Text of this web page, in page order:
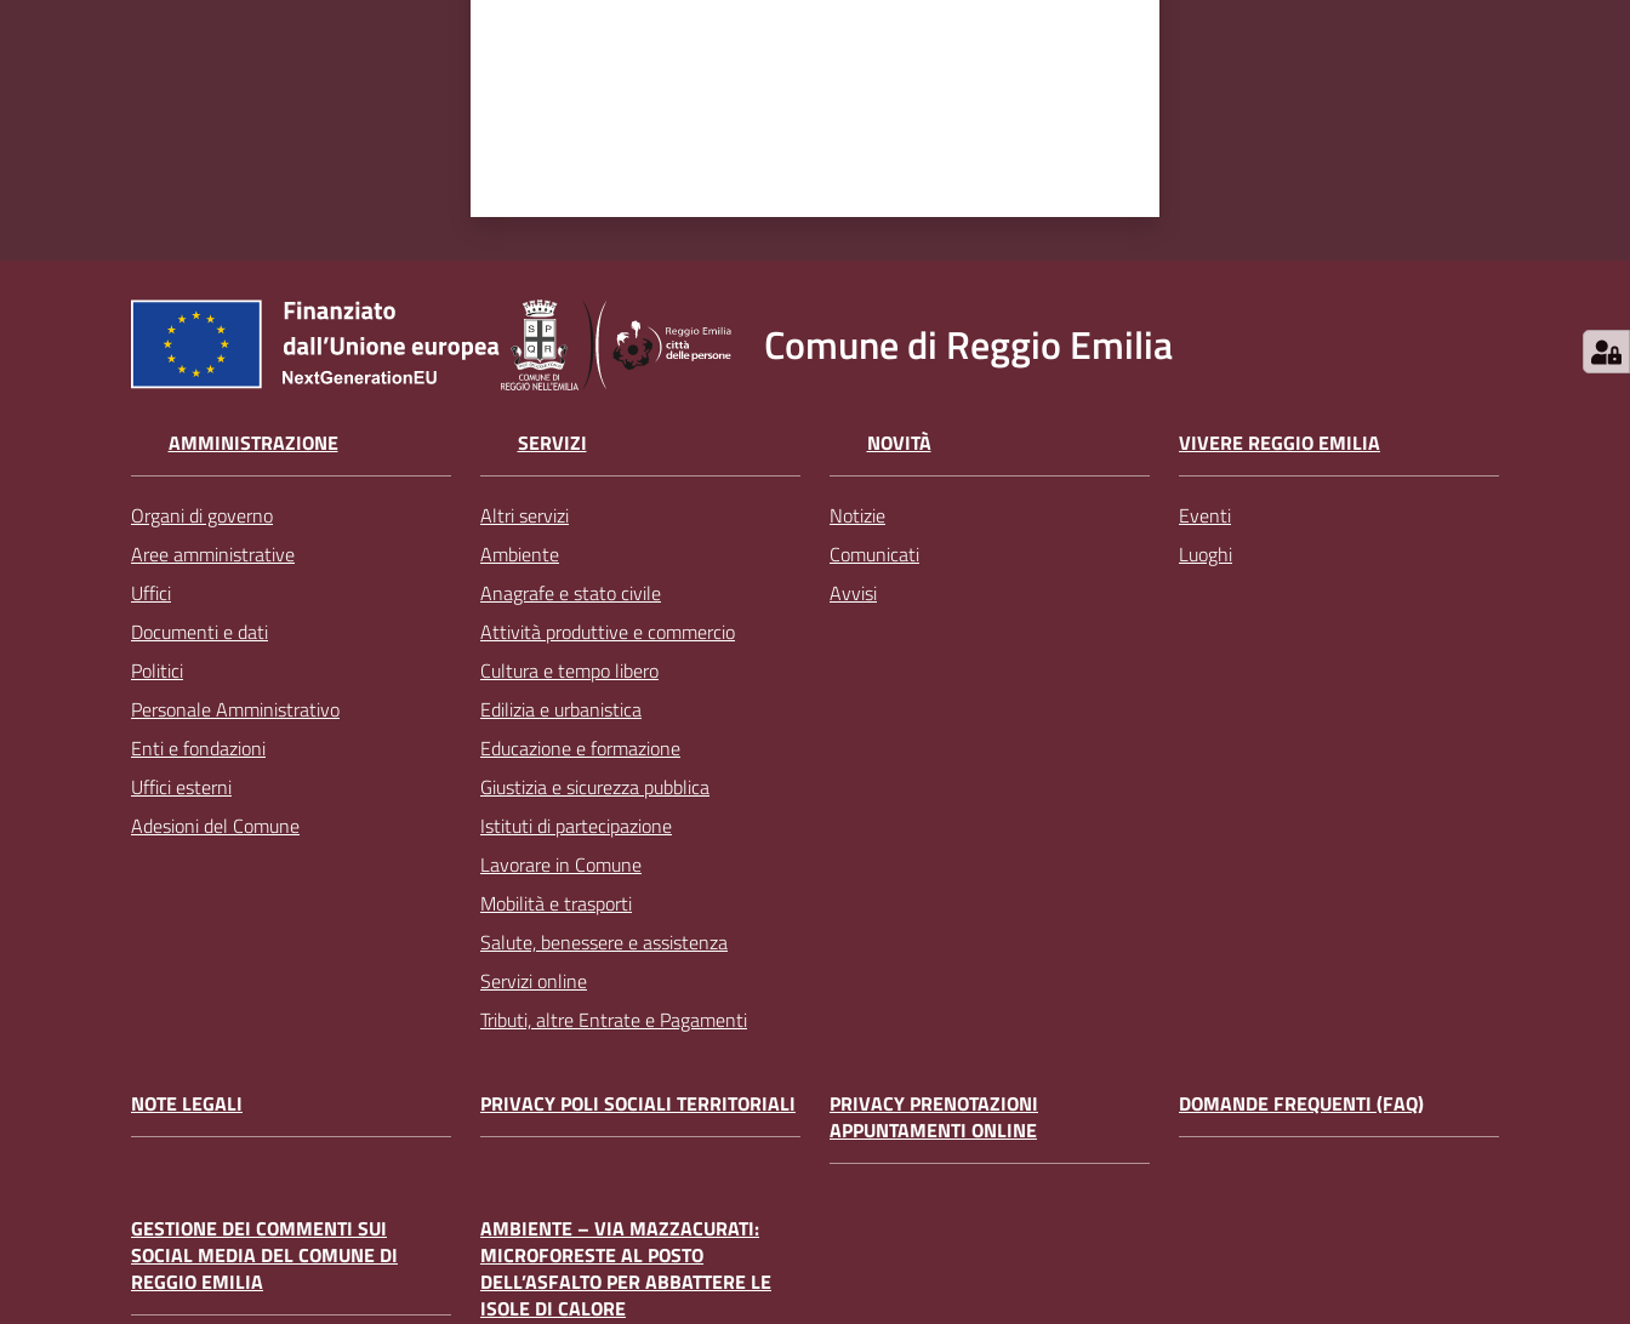
Comune di Reggio Emilia
AMMINISTRAZIONE
Organi di governo
Aree amministrative
Uffici
Documenti e dati
Politici
Personale Amministrativo
Enti e fondazioni
Uffici esterni
Adesioni del Comune
SERVIZI
Altri servizi
Ambiente
Anagrafe e stato civile
Attività produttive e commercio
Cultura e tempo libero
Edilizia e urbanistica
Educazione e formazione
Giustizia e sicurezza pubblica
Istituti di partecipazione
Lavorare in Comune
Mobilità e trasporti
Salute, benessere e assistenza
Servizi online
Tributi, altre Entrate e Pagamenti
NOVITÀ
Notizie
Comunicati
Avvisi
VIVERE REGGIO EMILIA
Eventi
Luoghi
NOTE LEGALI PRIVACY POLI SOCIALI TERRITORIALI
PRIVACY PRENOTAZIONI
APPUNTAMENTI ONLINE
DOMANDE FREQUENTI (FAQ)
GESTIONE DEI COMMENTI SUI
SOCIAL MEDIA DEL COMUNE DI
REGGIO EMILIA
AMBIENTE – VIA MAZZACURATI:
MICROFORESTE AL POSTO
DELL’ASFALTO PER ABBATTERE LE
ISOLE DI CALORE